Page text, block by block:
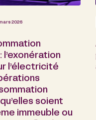
2026
l’électricité
soient
immeuble ou